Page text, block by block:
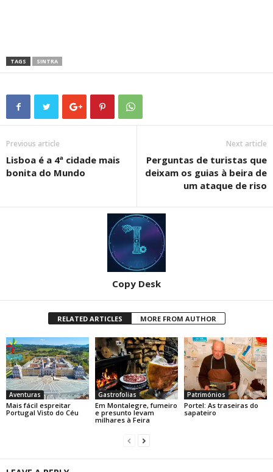
TAGS SINTRA
Previous article
Lisboa é a 4ª cidade mais
bonita do Mundo
Next article
Perguntas de turistas que
deixam os guias à beira de
um ataque de riso
Copy Desk
RELATED ARTICLES MORE FROM AUTHOR
Aventuras
Mais fácil espreitar
Portugal Visto do Céu
Gastrofolias
Em Montalegre, fumeiro
e presunto levam
milhares à Feira
Patrimónios
Portel: As traseiras do
sapateiro